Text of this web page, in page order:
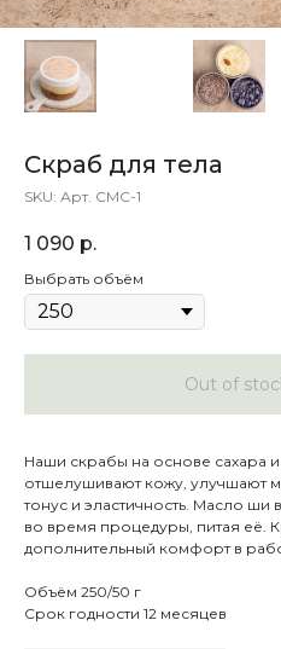
Скраб для тела
SKU: Арт. СМС-1
1 090 р.
Выбрать объём
Out of
Наши скрабы на основе сахара
отшелушивают кожу, улучшают
тонус и эластичность. Масло ши
во время процедуры, питая её.
дополнительный комфорт в
Объём 250/50 г
Срок годности 12 месяцев